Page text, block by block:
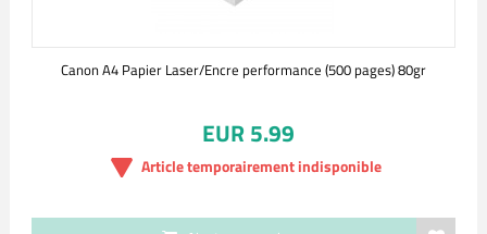
Canon A4 Papier Laser/Encre performance (500 pages) 80gr
EUR 5.99
Article temporairement indisponible